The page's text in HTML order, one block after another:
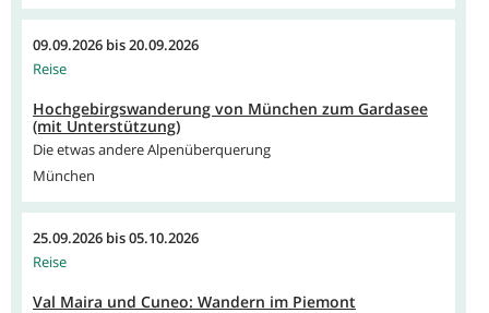
09.09.2026 bis20.09.2026
Reise
Hochgebirgswanderung von München zum Gardasee
(mit Unterstützung)
Die etwas andere Alpenüberquerung
München
25.09.2026 bis05.10.2026
Reise
Val Maira und Cuneo: Wandern im Piemont